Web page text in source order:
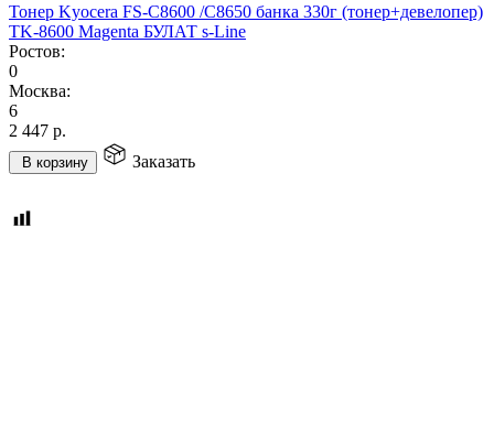
Тонер Kyocera FS-C8600 /C8650 банка 330г (тонер+девелопер)
TK-8600 Magenta БУЛАТ s-Line
Ростов:
0
Москва:
6
2 447 р.
В корзину Заказать